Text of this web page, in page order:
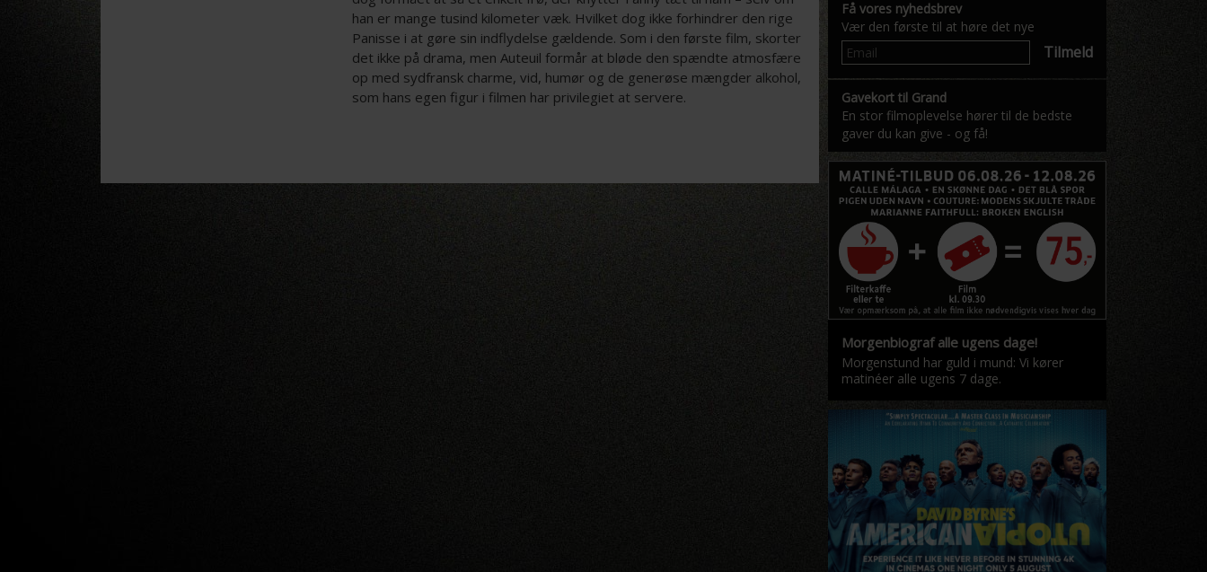
han er mange tusind kilometer væk. Hvilket dog ikke forhindrer den rige
Panisse i at gøre sin indflydelse gældende. Som i den første film, skorter
det ikke på drama, men Auteuil formår at bløde den spændte atmosfære
op med sydfransk charme, vid, humør og de generøse mængder alkohol,
som hans egen figur i filmen har privilegiet at servere.
Få vores nyhedsbrev
Vær den første til at høre det nye
Tilmeld
Gavekort til Grand
En stor filmoplevelse hører til de bedste
gaver du kan give - og få!
Morgenbiograf alle ugens dage!
Morgenstund har guld i mund: Vi kører
matinéer alle ugens 7 dage.